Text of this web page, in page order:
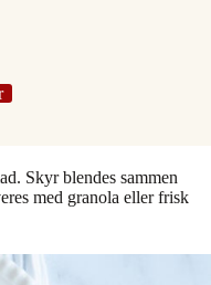
Skyr blendes sammen
med granola eller frisk